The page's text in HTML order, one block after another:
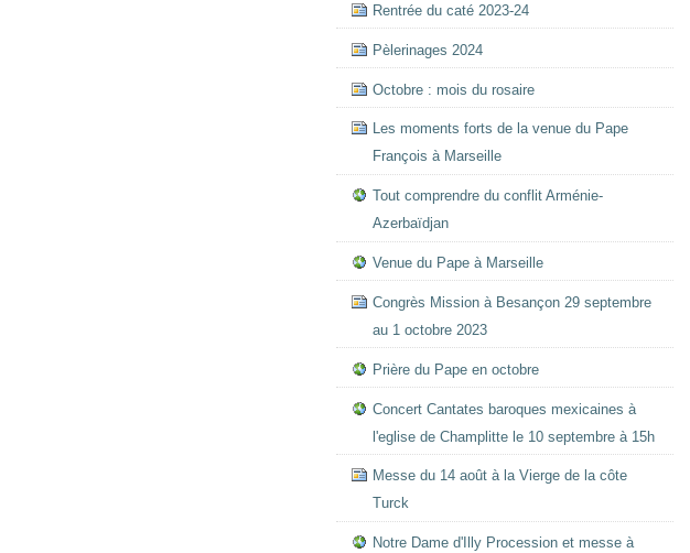
Rentrée du caté 2023-24
Pèlerinages 2024
Octobre : mois du rosaire
Les moments forts de la venue du Pape
François à Marseille
Tout comprendre du conflit Arménie-
Azerbaïdjan
Venue du Pape à Marseille
Congrès Mission à Besançon 29 septembre
au 1 octobre 2023
Prière du Pape en octobre
Concert Cantates baroques mexicaines à
l'eglise de Champlitte le 10 septembre à 15h
Messe du 14 août à la Vierge de la côte
Turck
Notre Dame d'Illy Procession et messe à